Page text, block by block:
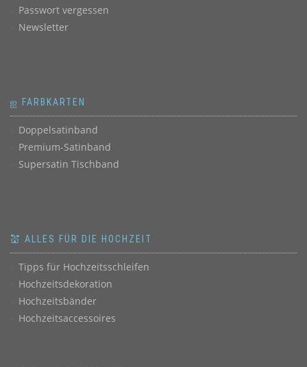
Passwort vergessen
Newsletter
ஐ FARBKARTEN
Doppelsatinband
Premium-Satinband
Supersatin Tischband
💒 ALLES FÜR DIE HOCHZEIT
Tipps für Hochzeitsschleifen
Hochzeitsdekoration
Hochzeitsbänder
Hochzeitsaccessoires